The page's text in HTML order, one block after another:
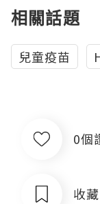
相關話題
兒童疫苗
0個
收藏